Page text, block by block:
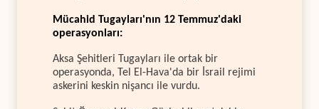
Mücahid Tugayları'nın 12 Temmuz'daki
operasyonları:
Aksa Şehitleri Tugayları ile ortak bir
operasyonda, Tel El-Hava'da bir İsrail rejimi
askerini keskin nişancı ile vurdu.